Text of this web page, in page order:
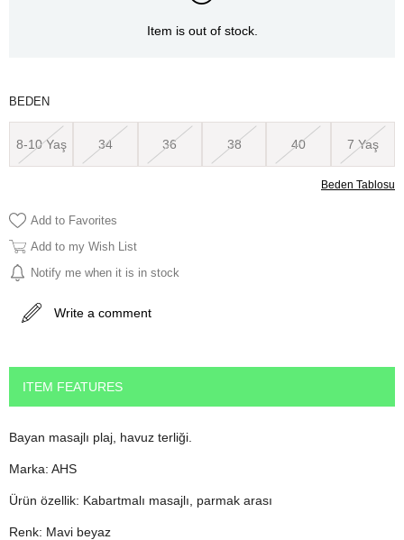
Item is out of stock.
BEDEN
8-10 Yaş 34 36 38 40 7 Yaş
Beden Tablosu
Add to Favorites
Add to my Wish List
Notify me when it is in stock
Write a comment
ITEM FEATURES
Bayan masajlı plaj, havuz terliği.
Marka: AHS
Ürün özellik: Kabartmalı masajlı, parmak arası
Renk: Mavi beyaz